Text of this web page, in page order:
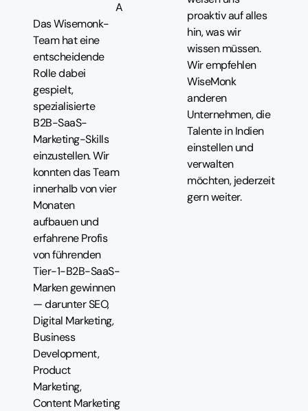
A
Das Wisemonk-
Team hat eine
entscheidende
Rolle dabei
gespielt,
spezialisierte
B2B-SaaS-
Marketing-Skills
einzustellen. Wir
konnten das Team
innerhalb von vier
Monaten
aufbauen und
erfahrene Profis
von führenden
Tier-1-B2B-SaaS-
Marken gewinnen
— darunter SEO,
Digital Marketing,
Business
Development,
Product
Marketing,
Content Marketing
proaktiv auf alles
hin, was wir
wissen müssen.
Wir empfehlen
WiseMonk
anderen
Unternehmen, die
Talente in Indien
einstellen und
verwalten
möchten, jederzeit
gern weiter.